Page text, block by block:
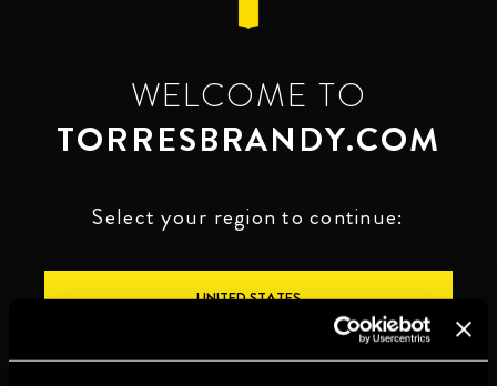
WELCOME TO
TORRESBRANDY.COM
Select your region to continue:
UNITED STATES